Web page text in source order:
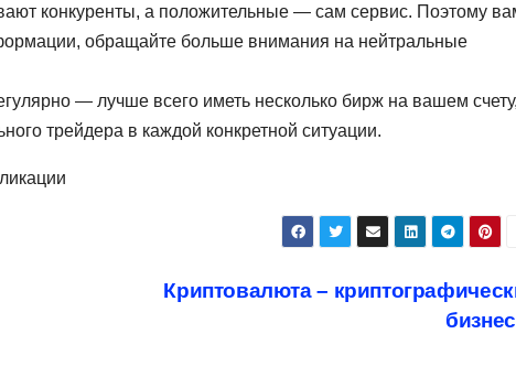
конкуренты, а положительные — сам сервис. Поэтому
обращайте больше внимания на нейтральные
— лучше всего иметь несколько бирж на вашем
трейдера в каждой конкретной ситуации.
Криптовалюта –